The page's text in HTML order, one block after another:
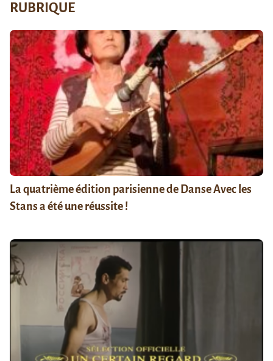
RUBRIQUE
La quatrième édition parisienne de Danse Avec les
Stans a été une réussite !